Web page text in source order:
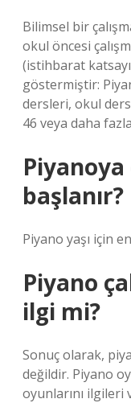
Bilimsel bir
okul öncesi
(istihbarat
göstermiştir:
dersleri, okul
46 veya daha
Piyanoya
başlanır?
Piyano yaşı için
Piyano
ilgi mi?
Sonuç olarak,
değildir. Piyano
oyunlarını